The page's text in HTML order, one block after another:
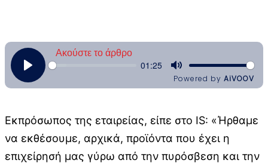
Εκπρόσωπος της εταιρείας, είπε στο IS: «Ήρθαμε
να εκθέσουμε, αρχικά, προϊόντα που έχει η
επιχείρησή μας γύρω από την πυρόσβεση και την